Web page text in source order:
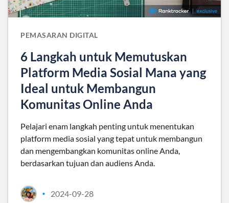
PEMASARAN DIGITAL
6 Langkah untuk Memutuskan
Platform Media Sosial Mana yang
Ideal untuk Membangun
Komunitas Online Anda
Pelajari enam langkah penting untuk menentukan
platform media sosial yang tepat untuk membangun
dan mengembangkan komunitas online Anda,
berdasarkan tujuan dan audiens Anda.
• 2024-09-28